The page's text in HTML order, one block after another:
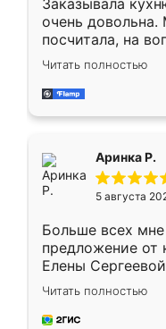
Заказывала
очень
посчитала, на
Замерщик
делу со всей
за день, ребята
Читать полностью
Аринка Р.
5 августа
Больше всех
предложение от
Елены
короткие сроки
для замера
предложил по
Читать полностью